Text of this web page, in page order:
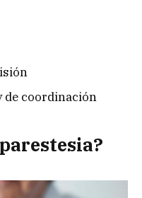
de coordinación